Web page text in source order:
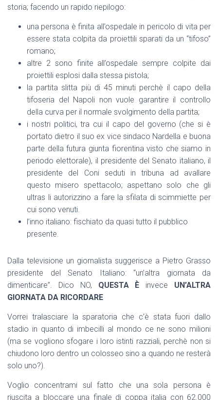
storia; facendo un rapido riepilogo:
una persona è finita all’ospedale in pericolo di vita per
essere stata colpita da proiettili sparati da un “tifoso”
romano;
altre 2 sono finite all’ospedale sempre colpite dai
proiettili esplosi dalla stessa pistola;
la partita slitta più di 45 minuti perchè il capo della
tifoseria del Napoli non vuole garantire il controllo
della curva per il normale svolgimento della partita;
i nostri politici, tra cui il capo del governo (che si è
portato dietro il suo ex vice sindaco Nardella e buona
parte della futura giunta fiorentina visto che siamo in
periodo elettorale), il presidente del Senato italiano, il
presidente del Coni seduti in tribuna ad avallare
questo misero spettacolo; aspettano solo che gli
ultras li autorizzino a fare la sfilata di scimmiette per
cui sono venuti.
l’inno italiano: fischiato da quasi tutto il pubblico
presente.
Dalla televisione un giornalista suggerisce a Pietro Grasso
presidente del Senato Italiano: “un’altra giornata da
dimenticare”. Dico NO, QUESTA È invece UN’ALTRA
GIORNATA DA RICORDARE
Vorrei tralasciare la sparatoria che c’è stata fuori dallo
stadio in quanto di imbecilli al mondo ce ne sono milioni
(ma se vogliono sfogare i loro istinti razziali, perchè non si
chiudono loro dentro un colosseo sino a quando ne resterà
solo uno?).
Voglio concentrami sul fatto che una sola persona è
riuscita a bloccare una finale di coppa italia con 62.000